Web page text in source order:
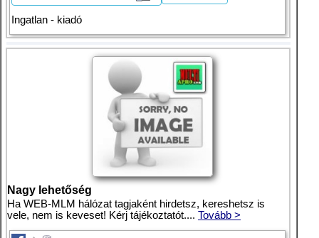
Ingatlan - kiadó
Nagy lehetőség
Ha WEB-MLM hálózat tagjaként hirdetsz, kereshetsz is
vele, nem is keveset! Kérj tájékoztatót.... Tovább >